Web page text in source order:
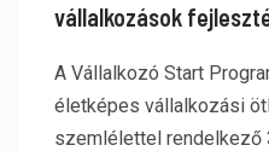
vállalkozások
A Vállalkozó Start
életképes vállalkozási
szemlélettel